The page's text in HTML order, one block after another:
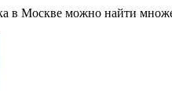
в Москве можно найти